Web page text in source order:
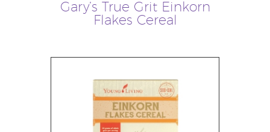
Gary’s True Grit Einkorn
Flakes Cereal